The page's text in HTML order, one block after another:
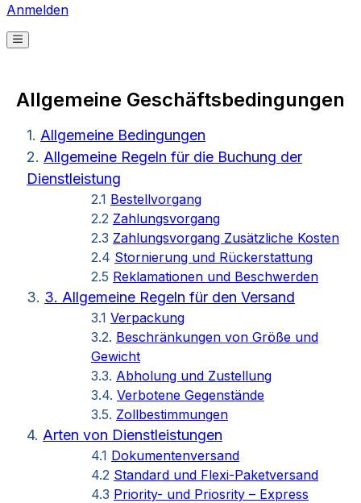
Anmelden
Allgemeine Geschäftsbedingungen
1. Allgemeine Bedingungen
2. Allgemeine Regeln für die Buchung der
Dienstleistung
2.1 Bestellvorgang
2.2 Zahlungsvorgang
2.3 Zahlungsvorgang Zusätzliche Kosten
2.4 Stornierung und Rückerstattung
2.5 Reklamationen und Beschwerden
3. 3. Allgemeine Regeln für den Versand
3.1 Verpackung
3.2. Beschränkungen von Größe und
Gewicht
3.3. Abholung und Zustellung
3.4. Verbotene Gegenstände
3.5. Zollbestimmungen
4. Arten von Dienstleistungen
4.1 Dokumentenversand
4.2 Standard und Flexi-Paketversand
4.3 Priority- und Priosrity – Express